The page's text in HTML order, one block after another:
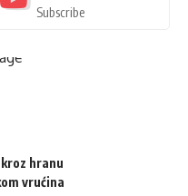
Subscribe
hranu
vrućina